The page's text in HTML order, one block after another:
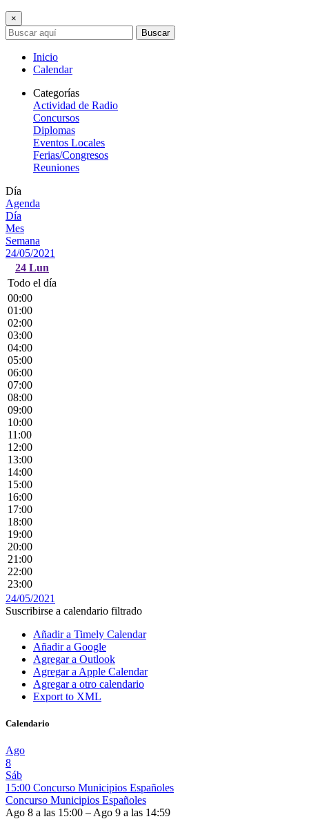
×
Buscar
Inicio
Calendar
Categorías
Actividad de Radio
Concursos
Diplomas
Eventos Locales
Ferias/Congresos
Reuniones
Día
Agenda
Día
Mes
Semana
24/05/2021
24 Lun
Todo el día
00:00
01:00
02:00
03:00
04:00
05:00
06:00
07:00
08:00
09:00
10:00
11:00
12:00
13:00
14:00
15:00
16:00
17:00
18:00
19:00
20:00
21:00
22:00
23:00
24/05/2021
Suscribirse a calendario filtrado
Añadir a Timely Calendar
Añadir a Google
Agregar a Outlook
Agregar a Apple Calendar
Agregar a otro calendario
Export to XML
Calendario
Ago
8
Sáb
15:00 Concurso Municipios Españoles
Concurso Municipios Españoles
Ago 8 a las 15:00 – Ago 9 a las 14:59